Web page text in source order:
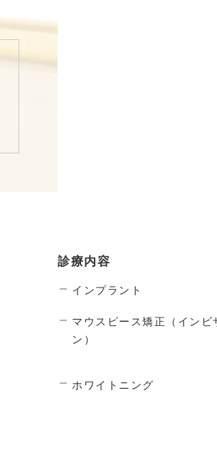
診療内容
インプラント
マウスピース矯正（インビ
ン）
ホワイトニング